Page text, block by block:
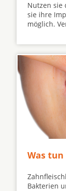
Nutzen sie
sie ihre
möglich.
Was
Bakterien